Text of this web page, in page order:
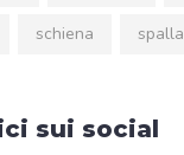
schiena spalla
sui social